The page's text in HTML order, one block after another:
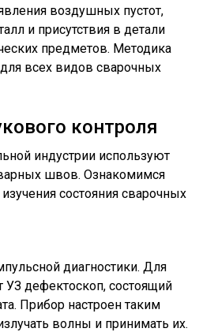
воздушных пустот,
и присутствия в детали
предметов. Методика
всех видов сварочных
контроля
индустрии используют
швов. Ознакомимся
состояния сварочных
диагностики. Для
УЗ дефектоскоп, состоящий
Прибор настроен таким
волны и принимать их.